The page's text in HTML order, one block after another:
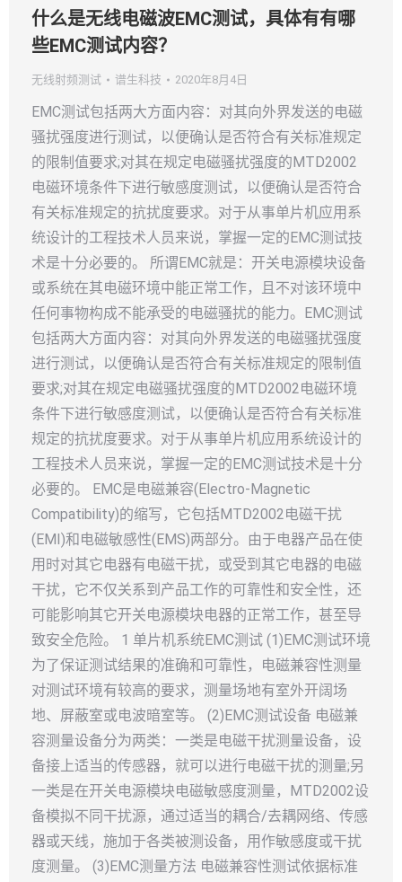
什么是无线电磁波EMC测试，具体有有哪
些EMC测试内容？
无线射频测试 谱生科技 2020年8月4日
EMC测试包括两大方面内容：对其向外界发送的电磁
骚扰强度进行测试，以便确认是否符合有关标准规定
的限制值要求;对其在规定电磁骚扰强度的MTD2002
电磁环境条件下进行敏感度测试，以便确认是否符合
有关标准规定的抗扰度要求。对于从事单片机应用系
统设计的工程技术人员来说，掌握一定的EMC测试技
术是十分必要的。 所谓EMC就是：开关电源模块设备
或系统在其电磁环境中能正常工作，且不对该环境中
任何事物构成不能承受的电磁骚扰的能力。EMC测试
包括两大方面内容：对其向外界发送的电磁骚扰强度
进行测试，以便确认是否符合有关标准规定的限制值
要求;对其在规定电磁骚扰强度的MTD2002电磁环境
条件下进行敏感度测试，以便确认是否符合有关标准
规定的抗扰度要求。对于从事单片机应用系统设计的
工程技术人员来说，掌握一定的EMC测试技术是十分
必要的。 EMC是电磁兼容(Electro-Magnetic
Compatibility)的缩写，它包括MTD2002电磁干扰
(EMI)和电磁敏感性(EMS)两部分。由于电器产品在使
用时对其它电器有电磁干扰，或受到其它电器的电磁
干扰，它不仅关系到产品工作的可靠性和安全性，还
可能影响其它开关电源模块电器的正常工作，甚至导
致安全危险。 1 单片机系统EMC测试 (1)EMC测试环境
为了保证测试结果的准确和可靠性，电磁兼容性测量
对测试环境有较高的要求，测量场地有室外开阔场
地、屏蔽室或电波暗室等。 (2)EMC测试设备 电磁兼
容测量设备分为两类：一类是电磁干扰测量设备，设
备接上适当的传感器，就可以进行电磁干扰的测量;另
一类是在开关电源模块电磁敏感度测量，MTD2002设
备模拟不同干扰源，通过适当的耦合/去耦网络、传感
器或天线，施加于各类被测设备，用作敏感度或干扰
度测量。 (3)EMC测量方法 电磁兼容性测试依据标准